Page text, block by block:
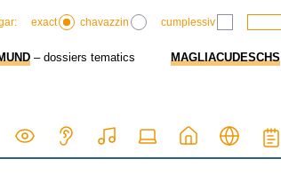
exact chavazzin cumplessiv
– dossiers tematics MAGLIACUDESCHS